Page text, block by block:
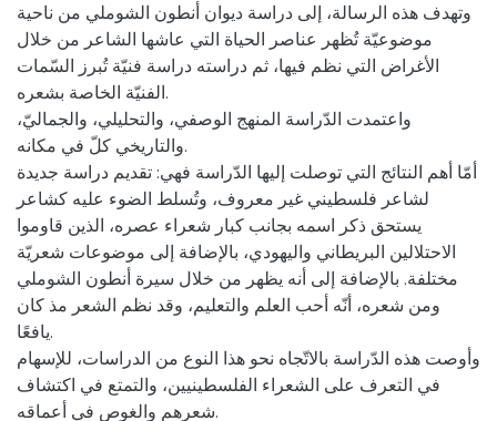
وتهدف هذه الرسالة، إلى دراسة ديوان أنطون الشوملي من ناحية
موضوعيّة تُظهر عناصر الحياة التي عاشها الشاعر من خلال
الأغراض التي نظم فيها، ثم دراسته دراسة فنيّة تُبرز السّمات
الفنيّة الخاصة بشعره.
واعتمدت الدّراسة المنهج الوصفي، والتحليلي، والجماليّ،
والتاريخي كلّ في مكانه.
أمّا أهم النتائج التي توصلت إليها الدّراسة فهي: تقديم دراسة جديدة
لشاعر فلسطيني غير معروف، وتُسلط الضوء عليه كشاعر
يستحق ذكر اسمه بجانب كبار شعراء عصره، الذين قاوموا
الاحتلالين البريطاني واليهودي، بالإضافة إلى موضوعات شعريّة
مختلفة. بالإضافة إلى أنه يظهر من خلال سيرة أنطون الشوملي
ومن شعره، أنّه أحب العلم والتعليم، وقد نظم الشعر مذ كان
يافعًا.
وأوصت هذه الدّراسة بالاتّجاه نحو هذا النوع من الدراسات، للإسهام
في التعرف على الشعراء الفلسطينيين، والتمتع في اكتشاف
شعرهم والغوص في أعماقه.